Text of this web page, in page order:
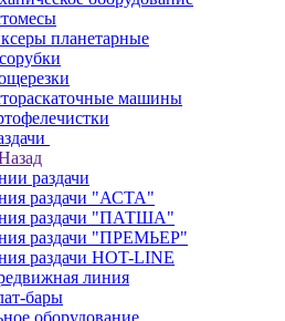
планетарные
машины
раздачи
раздачи "АСТА"
раздачи "ПАТША"
раздачи "ПРЕМЬЕР"
раздачи HOT-LINE
линия
бары
оборудование